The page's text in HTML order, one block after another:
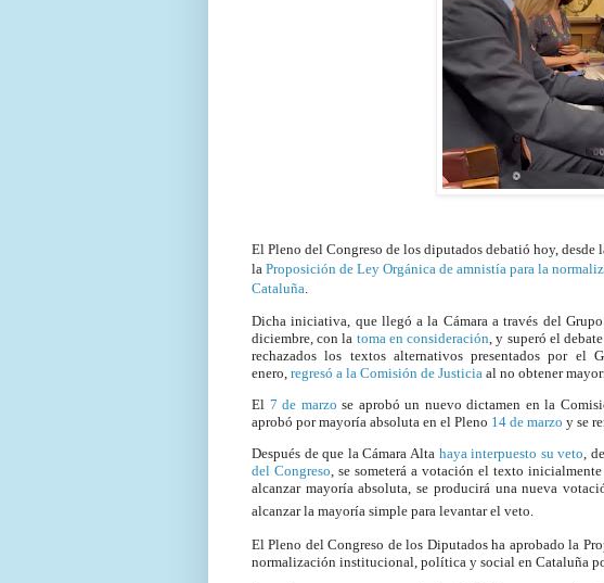
El Pleno del Congreso de los diputados debatió hoy, desde
la Proposición de Ley Orgánica de amnistía para la
Cataluña
Dicha iniciativa, que llegó a la Cámara a través del
diciembre, con la toma en consideración, y superó el
rechazados los textos alternativos presentados por
enero, regresó a la Comisión de Justicia al no obtener
El 7 de marzo se aprobó un nuevo dictamen en la
aprobó por mayoría absoluta en el Pleno 14 de marzo y se
Después de que la Cámara Alta haya interpuesto su veto,
del Congreso, se someterá a votación el texto
alcanzar mayoría absoluta, se producirá una nueva
alcanzar la mayoría simple para levantar el veto.
El Pleno del Congreso de los Diputados ha aprobado la
normalización institucional, política y social en Cataluña